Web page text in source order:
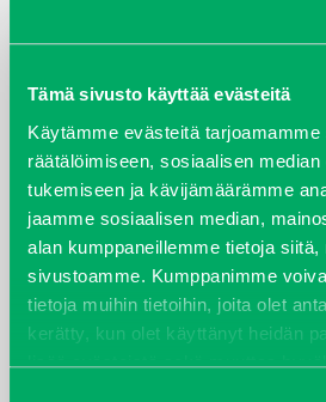
Tämä sivusto käyttää evästeitä
Käytämme evästeitä
räätälöimiseen, sosiaalisen
tukemiseen ja kävijämäärämme
jaamme sosiaalisen median,
alan kumppaneillemme tietoja
sivustoamme. Kumppanimme
tietoja muihin tietoihin, joita olet
kerätty, kun olet käyttänyt heidän
lisää evästeistä sekä muuttaa
elokuu 2024
syyskuu 2023
joulukuu 2022
huhtikuu 2022